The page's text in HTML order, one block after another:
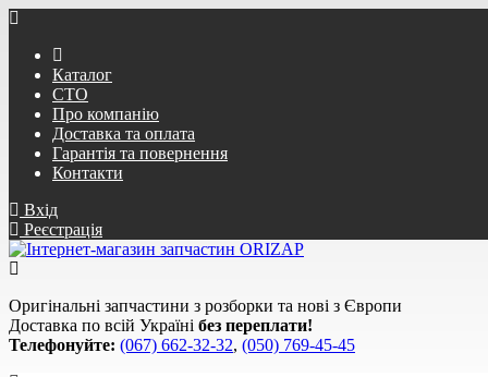
Каталог
СТО
Про компанію
Доставка та оплата
Гарантія та повернення
Контакти
Вхід
Реєстрація
Оригінальні запчастини з розборки та нові з Європи
Доставка по всій Україні без переплати!
Телефонуйте: (067) 662-32-32, (050) 769-45-45